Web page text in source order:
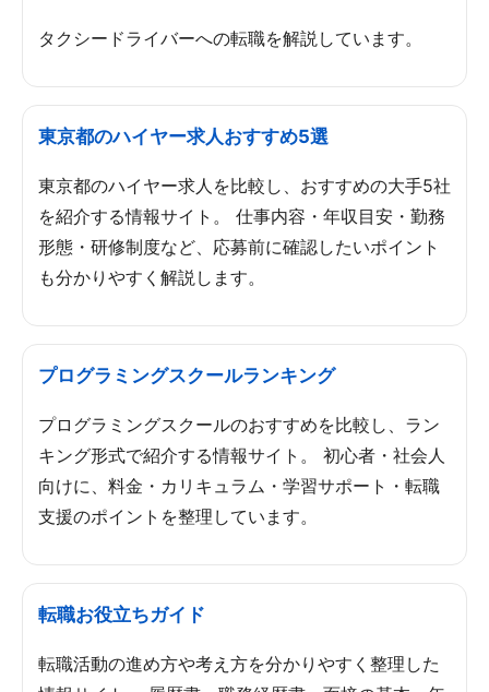
タクシードライバーへの転職を解説しています。
東京都のハイヤー求人おすすめ5選
東京都のハイヤー求人を比較し、おすすめの大手5社
を紹介する情報サイト。 仕事内容・年収目安・勤務
形態・研修制度など、応募前に確認したいポイント
も分かりやすく解説します。
プログラミングスクールランキング
プログラミングスクールのおすすめを比較し、ラン
キング形式で紹介する情報サイト。 初心者・社会人
向けに、料金・カリキュラム・学習サポート・転職
支援のポイントを整理しています。
転職お役立ちガイド
転職活動の進め方や考え方を分かりやすく整理した